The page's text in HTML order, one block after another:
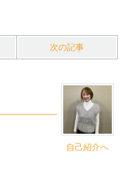
次の記事
自己紹介へ